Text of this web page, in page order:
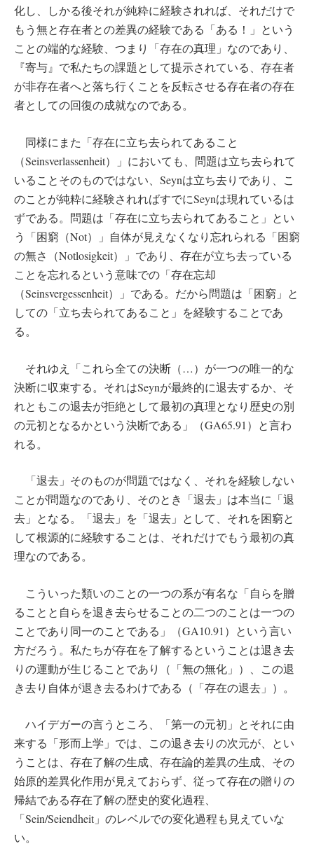
化し、しかる後それが純粋に経験されれば、それだけで
もう無と存在者との差異の経験である「ある！」という
ことの端的な経験、つまり「存在の真理」なのであり、
『寄与』で私たちの課題として提示されている、存在者
が非存在者へと落ち行くことを反転させる存在者の存在
者としての回復の成就なのである。
同様にまた「存在に立ち去られてあること
（Seinsverlassenheit）」においても、問題は立ち去られて
いることそのものではない、Seynは立ち去りであり、こ
のことが純粋に経験されればすでにSeynは現れているは
ずである。問題は「存在に立ち去られてあること」とい
う「困窮（Not）」自体が見えなくなり忘れられる「困窮
の無さ（Notlosigkeit）」であり、存在が立ち去っている
ことを忘れるという意味での「存在忘却
（Seinsvergessenheit）」である。だから問題は「困窮」と
しての「立ち去られてあること」を経験することであ
る。
それゆえ「これら全ての決断（…）が一つの唯一的な
決断に収束する。それはSeynが最終的に退去するか、そ
れともこの退去が拒絶として最初の真理となり歴史の別
の元初となるかという決断である」（GA65.91）と言わ
れる。
「退去」そのものが問題ではなく、それを経験しない
ことが問題なのであり、そのとき「退去」は本当に「退
去」となる。「退去」を「退去」として、それを困窮と
して根源的に経験することは、それだけでもう最初の真
理なのである。
こういった類いのことの一つの系が有名な「自らを贈
ることと自らを退き去らせることの二つのことは一つの
ことであり同一のことである」（GA10.91）という言い
方だろう。私たちが存在を了解するということは退き去
りの運動が生じることであり（「無の無化」）、この退
き去り自体が退き去るわけである（「存在の退去」）。
ハイデガーの言うところ、「第一の元初」とそれに由
来する「形而上学」では、この退き去りの次元が、とい
うことは、存在了解の生成、存在論的差異の生成、その
始原的差異化作用が見えておらず、従って存在の贈りの
帰結である存在了解の歴史的変化過程、
「Sein/Seiendheit」のレベルでの変化過程も見えていな
い。